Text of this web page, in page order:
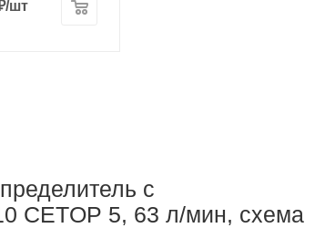
/шт
с
CETOP 5, 63 л/мин, схема